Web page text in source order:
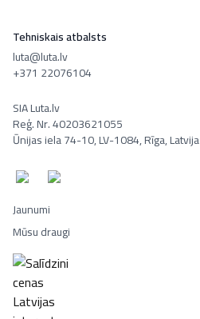
Tehniskais atbalsts
luta@luta.lv
+371 22076104
SIA Luta.lv
Reģ. Nr. 40203621055
Ūnijas iela 74-10, LV-1084, Rīga, Latvija
Jaunumi
Mūsu draugi